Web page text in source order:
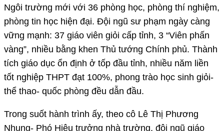
Ngôi trường mới với 36 phòng học, phòng thí nghiệm,
phòng tin học hiện đại. Đội ngũ sư phạm ngày càng
vững mạnh: 37 giáo viên giỏi cấp tỉnh, 3 “Viên phấn
vàng”, nhiều bằng khen Thủ tướng Chính phủ. Thành
tích giáo dục ổn định ở tốp đầu tỉnh, nhiều năm liền
tốt nghiệp THPT đạt 100%, phong trào học sinh giỏi-
thể thao- quốc phòng đều dẫn đầu.
Trong suốt hành trình ấy, theo cô Lê Thị Phương
Nhung- Phó Hiệu trưởng nhà trường, đội ngũ giáo